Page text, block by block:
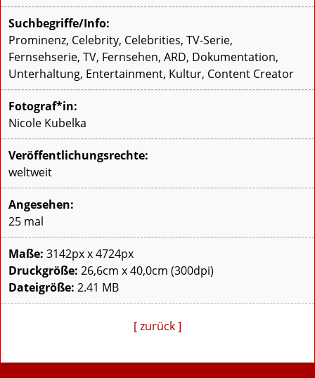
Suchbegriffe/Info:
Prominenz, Celebrity, Celebrities, TV-Serie,
Fernsehserie, TV, Fernsehen, ARD, Dokumentation,
Unterhaltung, Entertainment, Kultur, Content Creator
Fotograf*in:
Nicole Kubelka
Veröffentlichungsrechte:
weltweit
Angesehen:
25 mal
Maße: 3142px x 4724px
Druckgröße: 26,6cm x 40,0cm (300dpi)
Dateigröße: 2.41 MB
[ zurück ]